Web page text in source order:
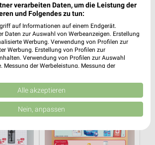
Angebote für
und Umgebung
Rossmann
verarbeiten Daten, um die Leistung der
und Folgendes zu tun:
auf Informationen auf einem Endgerät.
Daten zur Auswahl von Werbeanzeigen. Erstellung
Werbung. Verwendung von Profilen zur
Werbung. Erstellung von Profilen zur
Verwendung von Profilen zur Auswahl
Messung der Werbeleistung. Messung der
aus verschiedenen Quellen. Entwicklung und
Verwendung reduzierter Daten zur Auswahl
der Europäischen Union weitergegeben und in die
Alle akzeptieren
Nein, anpassen